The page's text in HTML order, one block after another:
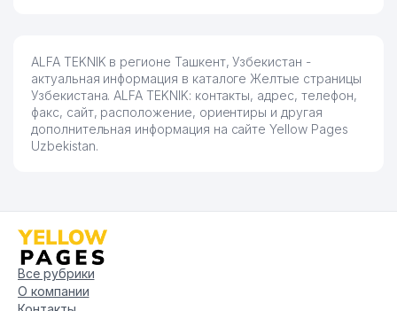
ALFA TEKNIK в регионе Ташкент, Узбекистан -
актуальная информация в каталоге Желтые страницы
Узбекистана. ALFA TEKNIK: контакты, адрес, телефон,
факс, сайт, расположение, ориентиры и другая
дополнительная информация на сайте Yellow Pages
Uzbekistan.
Все рубрики
О компании